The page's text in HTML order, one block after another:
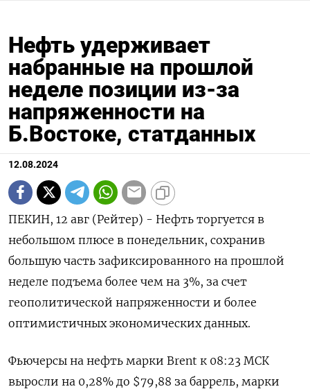
Нефть удерживает
набранные на прошлой
неделе позиции из-за
напряженности на
Б.Востоке, статданных
12.08.2024
ПЕКИН, 12 авг (Рейтер) - Нефть торгуется в
небольшом плюсе в понедельник, сохранив
большую часть зафиксированного на прошлой
неделе подъема более чем на 3%, за счет
геополитической напряженности и более
оптимистичных экономических данных.
Фьючерсы на нефть марки Brent к 08:23 МСК
выросли на 0,28% до $79,88 за баррель, марки